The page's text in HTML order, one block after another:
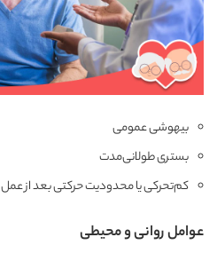
بیهوشی عمومی
بستری طولانی‌مدت
کم‌تحرکی یا محدودیت حرکتی بعد از عمل
عوامل روانی و محیطی